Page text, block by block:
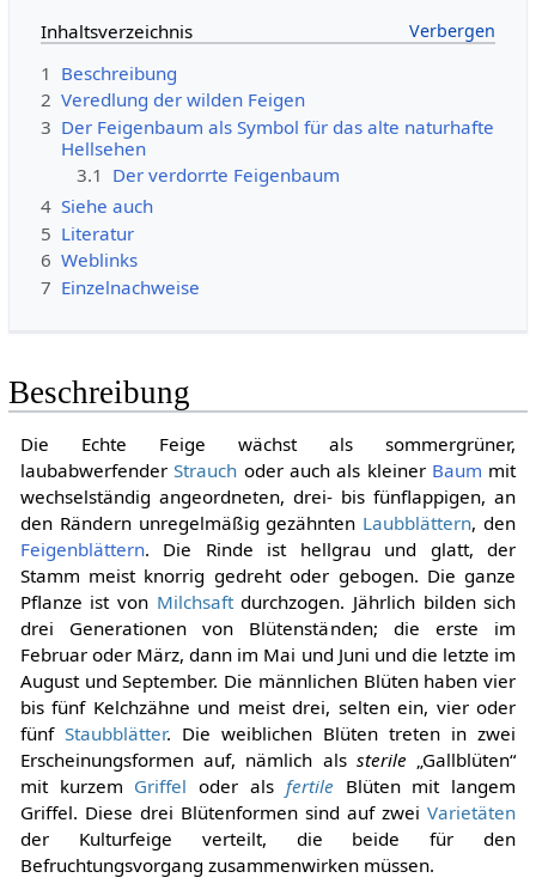
Inhaltsverzeichnis
1 Beschreibung
2 Veredlung der wilden Feigen
3 Der Feigenbaum als Symbol für das alte naturhafte
Hellsehen
3.1 Der verdorrte Feigenbaum
4 Siehe auch
5 Literatur
6 Weblinks
7 Einzelnachweise
Beschreibung
Die Echte Feige wächst als sommergrüner,
laubabwerfenderStrauch oder auch als kleiner Baum mit
wechselständig angeordneten, drei- bis fünflappigen, an
den Rändern unregelmäßig gezähnten Laubblättern, den
Feigenblättern. Die Rinde ist hellgrau und glatt, der
Stamm meist knorrig gedreht oder gebogen. Die ganze
Pflanze ist von Milchsaftdurchzogen. Jährlich bilden sich
drei Generationen von Blütenständen; die erste im
Februar oder März, dann im Mai und Juni und die letzte im
August und September. Die männlichen Blüten haben vier
bis fünf Kelchzähne und meist drei, selten ein, vier oder
fünf Staubblätter. Die weiblichen Blüten treten in zwei
Erscheinungsformen auf, nämlich als sterile „Gallblüten“
mit kurzem Griffel oder als fertile Blüten mit langem
Griffel. Diese drei Blütenformen sind auf zweiVarietäten
der Kulturfeige verteilt, die beide für den
Befruchtungsvorgang zusammenwirken müssen.